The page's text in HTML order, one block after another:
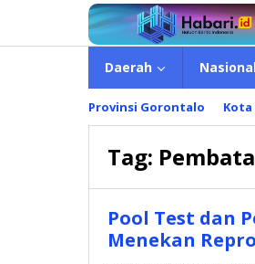
konten
Daerah Nasional
Provinsi Gorontalo
Tag:
Pool Test dan
Menekan